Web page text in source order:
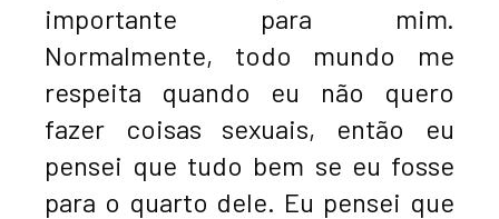
importante para mim.
Normalmente, todo mundo me
respeita quando eu não quero
fazer coisas sexuais, então eu
pensei que tudo bem se eu fosse
para o quarto dele. Eu pensei que